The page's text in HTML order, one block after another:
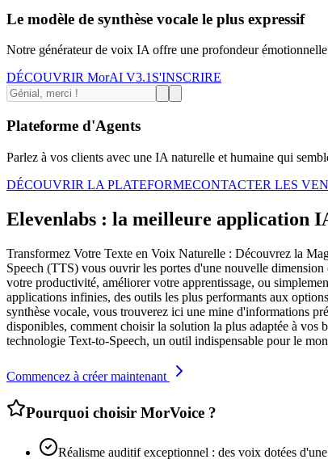
Le modèle de synthèse vocale le plus expressif
Notre générateur de voix IA offre une profondeur
DÉCOUVRIR MorAI V3.1 S'INSCRIRE
Plateforme d'Agents
Parlez à vos clients avec une IA naturelle et humaine qui
DÉCOUVRIR LA PLATEFORMECONTACTER LES
Elevenlabs : la meilleure application
Transformez Votre Texte en Voix Naturelle : Découvrez la
Speech (TTS) vous ouvrir les portes d'une nouvelle
votre productivité, améliorer votre apprentissage, ou
applications infinies, des outils les plus performants aux
synthèse vocale, vous trouverez ici une mine d'informations
disponibles, comment choisir la solution la plus adaptée à vos
technologie Text-to-Speech, un outil indispensable pour le
Commencez à créer maintenant
Pourquoi choisir MorVoice ?
Réalisme auditif exceptionnel : des voix dotées